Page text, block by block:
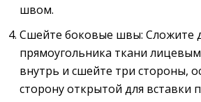
швом.
Сшейте боковые швы: Сложите
прямоугольника ткани
внутрь и сшейте три стороны,
сторону открытой для вставки